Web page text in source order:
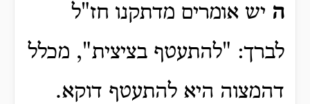
ה יש אומרים מדתקנו חז"ל
לברך: "להתעטף בציצית", מכלל
דהמצוה היא להתעטף דוקא.